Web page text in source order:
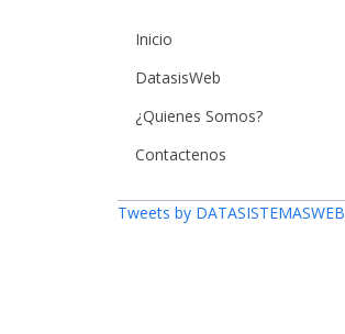
Inicio
DatasisWeb
¿Quienes Somos?
Contactenos
Tweets by DATASISTEMASWEB